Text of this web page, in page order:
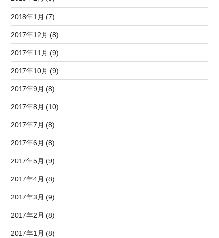
2018年1月 (7)
2017年12月 (8)
2017年11月 (9)
2017年10月 (9)
2017年9月 (8)
2017年8月 (10)
2017年7月 (8)
2017年6月 (8)
2017年5月 (9)
2017年4月 (8)
2017年3月 (9)
2017年2月 (8)
2017年1月 (8)